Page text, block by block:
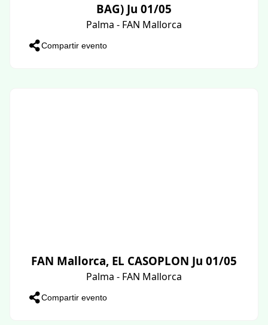
BAG) Ju 01/05
Palma - FAN Mallorca
Compartir evento
FAN Mallorca, EL CASOPLON Ju 01/05
Palma - FAN Mallorca
Compartir evento